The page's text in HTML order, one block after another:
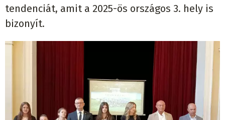
tendenciát, amit a 2025-ös országos 3. hely is
bizonyít.